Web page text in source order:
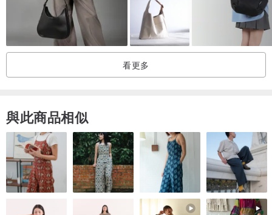
三段式調整背帶 總長92cm
短肩背 （簡潔＋大方）
長肩背 （隨性＋個性）
平放壓扁後量 大約寬43cm x 高40cm
背起來是立體的 所以實際視覺效果會窄些
每件商品皆為人工實品平放測量尺寸，實際尺寸誤差±2cm內皆為正常
範圍
看更多
與此商品相似